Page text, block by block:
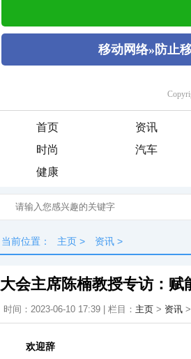
首页 资讯
时尚
汽车
健康
当前位置： 主页 > 资讯 >
大会主席陈楠教授专访：赋
时间：2023-06-10 17:39 | 栏目： 主页 > 资讯
欢迎辞